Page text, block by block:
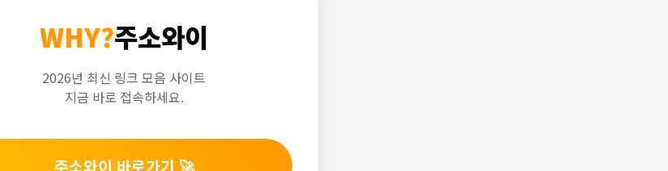
WHY?주소와이
2026년 최신 링크 모음 사이트
지금 바로 접속하세요.
주소와이 바로가기 🚀